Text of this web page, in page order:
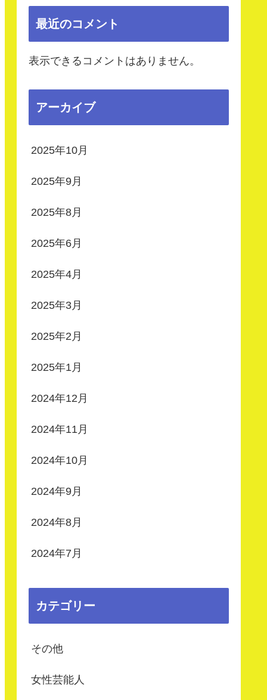
最近のコメント
表示できるコメントはありません。
アーカイブ
2025年10月
2025年9月
2025年8月
2025年6月
2025年4月
2025年3月
2025年2月
2025年1月
2024年12月
2024年11月
2024年10月
2024年9月
2024年8月
2024年7月
カテゴリー
その他
女性芸能人